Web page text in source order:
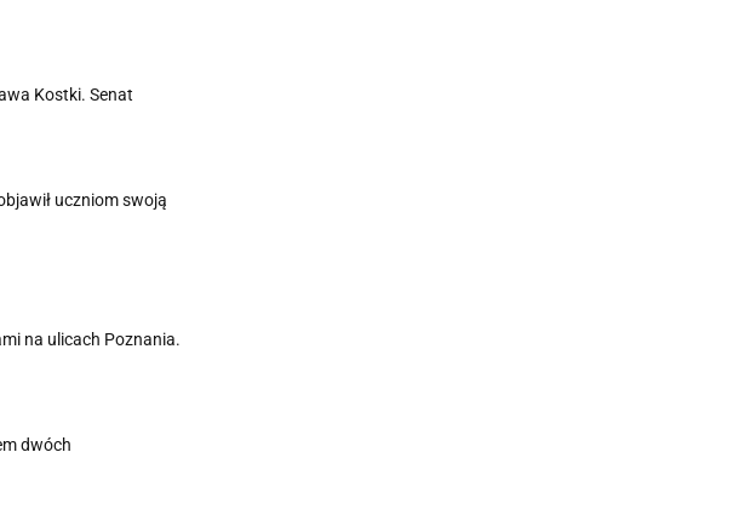
Kostki. Senat
uczniom swoją
na ulicach Poznania.
dwóch